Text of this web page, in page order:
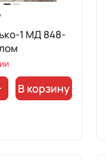
1 МД 848-
В корзину